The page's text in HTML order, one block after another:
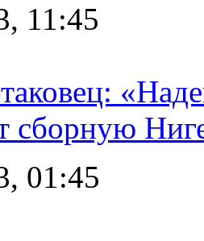
11:45
сборную
01:45